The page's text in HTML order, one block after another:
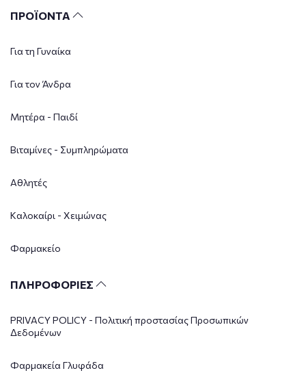
ΠΡΟΪΟΝΤΑ
Για τη Γυναίκα
Για τον Άνδρα
Μητέρα - Παιδί
Βιταμίνες - Συμπληρώματα
Αθλητές
Καλοκαίρι - Χειμώνας
Φαρμακείο
ΠΛΗΡΟΦΟΡΙΕΣ
PRIVACY POLICY - Πολιτική προστασίας Προσωπικών
Δεδομένων
Φαρμακεία Γλυφάδα